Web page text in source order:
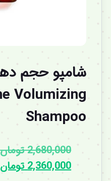
Volumizing
Shampoo
2,680,000تومان
2,360,000تومان